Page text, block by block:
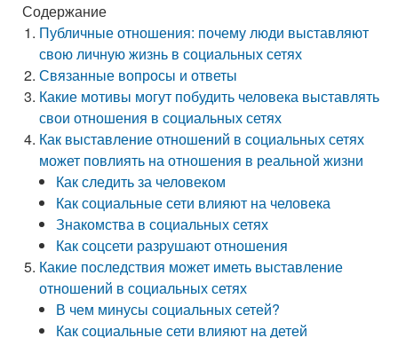
Содержание
Публичные отношения: почему люди выставляют
свою личную жизнь в социальных сетях
Связанные вопросы и ответы
Какие мотивы могут побудить человека выставлять
свои отношения в социальных сетях
Как выставление отношений в социальных сетях
может повлиять на отношения в реальной жизни
Как следить за человеком
Как социальные сети влияют на человека
Знакомства в социальных сетях
Как соцсети разрушают отношения
Какие последствия может иметь выставление
отношений в социальных сетях
В чем минусы социальных сетей?
Как социальные сети влияют на детей